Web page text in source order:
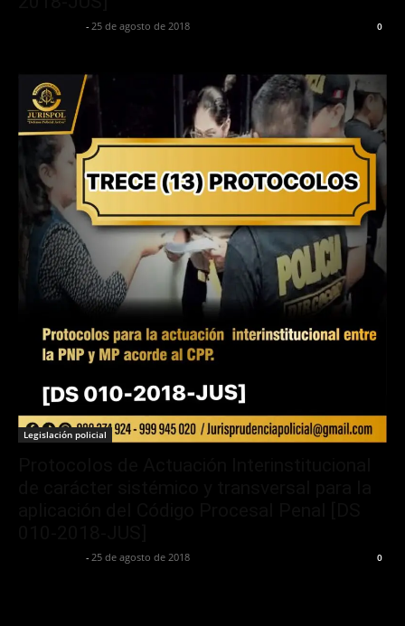
- 25 de agosto de 2018 0
Legislación policial
- 25 de agosto de 2018 0